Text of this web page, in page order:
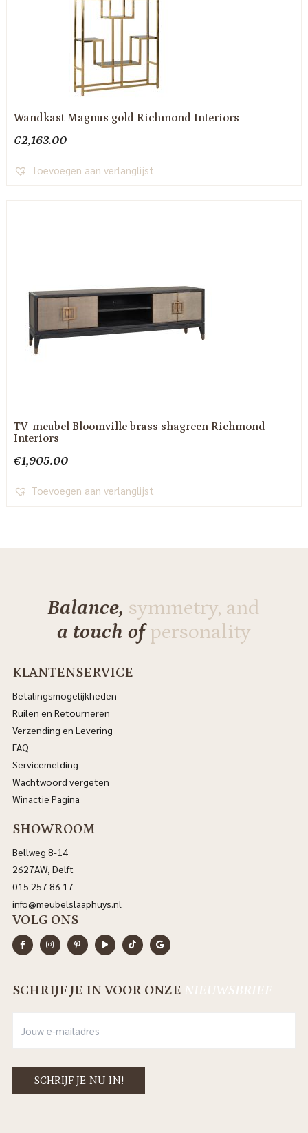
Wandkast Magnus gold Richmond Interiors
€2,163.00
Toevoegen aan verlanglijst
TV-meubel Bloomville brass shagreen Richmond
Interiors
€1,905.00
Toevoegen aan verlanglijst
Balance, symmetry, and
a touch ofpersonality
KLANTENSERVICE
Betalingsmogelijkheden
Ruilen en Retourneren
Verzending en Levering
FAQ
Servicemelding
Wachtwoord vergeten
Winactie Pagina
SHOWROOM
Bellweg 8-14
2627AW, Delft
015 257 86 17
info@meubelslaaphuys.nl
VOLG ONS
SCHRIJF JE IN VOOR ONZE NIEUWSBRIEF